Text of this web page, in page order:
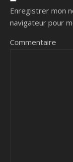
Enregistrer mon
navigateur pour
Commentaire